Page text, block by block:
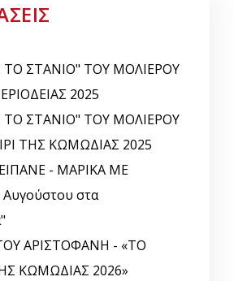
ΤΟ ΣΤΑΝΙΟ" ΤΟΥ ΜΟΛΙΕΡΟΥ
2025
ΤΟ ΣΤΑΝΙΟ" ΤΟΥ ΜΟΛΙΕΡΟΥ
ΤΗΣ ΚΩΜΩΔΙΑΣ 2025
- ΜΑΡΙΚΑ ΜΕ
στα
ΑΡΙΣΤΟΦΑΝΗ - «ΤΟ
ΚΩΜΩΔΙΑΣ 2026»